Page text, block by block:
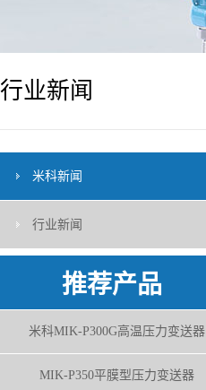
行业新闻
米科新闻
行业新闻
推荐产品
米科MIK-P300G高温压力变送器
MIK-P350平膜型压力变送器